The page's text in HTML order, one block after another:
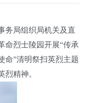
局组织局机关及直
命烈士陵园开展“传承
命”清明祭扫英烈主题
烈精神。